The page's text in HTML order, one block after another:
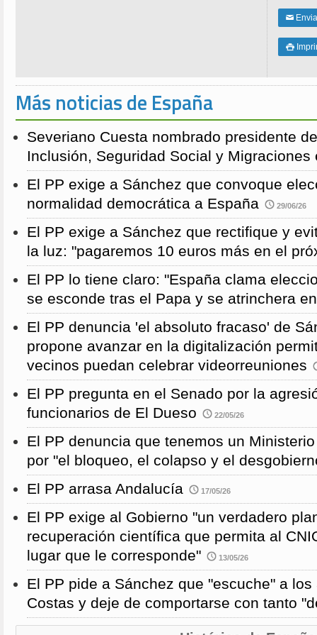
✉

Más noticias de España
Severiano Cuesta nombrado presidente
Inclusión, Seguridad Social y Migraciones
El PP exige a Sánchez que convoque
normalidad democrática a España
29/06/26
El PP exige a Sánchez que rectifique y
la luz: "pagaremos 10 euros más en el
El PP lo tiene claro: "España clama
se esconde tras el Papa y se atrinchera
El PP denuncia 'el absoluto fracaso' de
propone avanzar en la digitalización
vecinos puedan celebrar videorreuniones
El PP pregunta en el Senado por la
funcionarios de El Dueso
22/05/26
El PP denuncia que tenemos un
por "el bloqueo, el colapso y el
El PP arrasa Andalucía
17/05/26
El PP exige al Gobierno "un verdadero
recuperación científica que permita al
lugar que le corresponde"
13/05/26
El PP pide a Sánchez que "escuche" a
Costas y deje de comportarse con tanto